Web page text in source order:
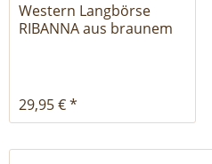
Western Langbörse
RIBANNA aus braunem
29,95 € *